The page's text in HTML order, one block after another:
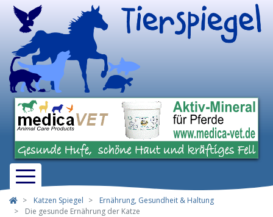
Katzen Spiegel
Ernährung, Gesundheit & Haltung
Die gesunde Ernährung der Katze